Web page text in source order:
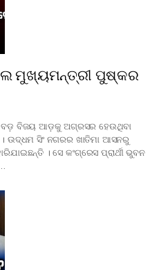
ମୁଖ୍ୟମନ୍ତ୍ରୀ ପୁଷ୍କର
ବଡ଼ ବିଜୟ ଆଡ଼କୁ ଅଗ୍ରସର ହେଉଥିବା
ଉଦ୍ଧମ ସିଂ ନଗରର ଖାତିମା ଆସନରୁ
। ସେ କଂଗ୍ରେସ ପ୍ରାର୍ଥୀ ଭୁବନ